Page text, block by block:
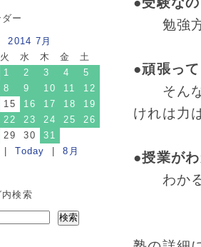
勉強方
●頑張っ
そんな
けれは力
●授業が
わかる
2014 7月
火 水 木 金
土
1
2 3 4
5
8 9 10 11
12
15 16 17 18
19
22 23 24 25
26
29 30
31
|Today |8月